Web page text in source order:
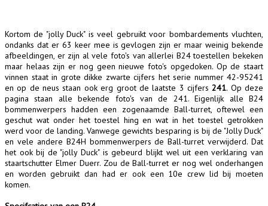
Kortom de "jolly Duck" is veel gebruikt voor bombardements vluchten,
ondanks dat er 63 keer mee is gevlogen zijn er maar weinig bekende
afbeeldingen, er zijn al vele foto's van allerlei B24 toestellen bekeken
maar helaas zijn er nog geen nieuwe foto's opgedoken. Op de staart
vinnen staat in grote dikke zwarte cijfers het serie nummer 42-95241
en op de neus staan ook erg groot de laatste 3 cijfers241. Op deze
pagina staan alle bekende foto's van de 241. Eigenlijk alle B24
bommenwerpers hadden een zogenaamde Ball-turret, oftewel een
geschut wat onder het toestel hing en wat in het toestel getrokken
werd voor de landing. Vanwege gewichts besparing is bij de "Jolly Duck"
en vele andere B24H bommenwerpers de Ball-turret verwijderd. Dat
het ook bij de "jolly Duck" is gebeurd blijkt wel uit een verklaring van
staartschutter Elmer Duerr. Zou de Ball-turret er nog wel onderhangen
en worden gebruikt dan had er ook een 10e crew lid bij moeten
komen.